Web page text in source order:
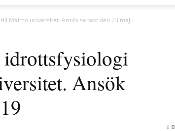
Malmö universitet. Ansök senast den 23 maj...
Ansök
0